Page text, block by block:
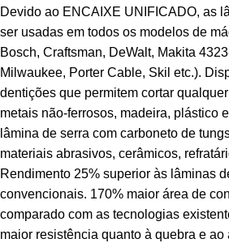
Devido ao ENCAIXE UNIFICADO, as
ser usadas em todos os modelos de
Bosch, Craftsman, DeWalt, Makita
Milwaukee, Porter Cable, Skil etc.).
dentições que permitem cortar
metais não-ferrosos, madeira, plástico
lâmina de serra com carboneto de
materiais abrasivos, cerâmicos,
Rendimento 25% superior às lâminas
convencionais. 170% maior área de
comparado com as tecnologias
maior resistência quanto à quebra e ao